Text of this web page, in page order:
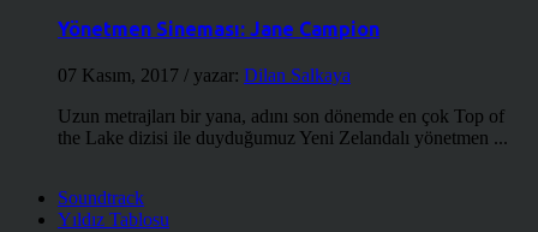
Yönetmen Sineması: Jane Campion
07 Kasım, 2017 / yazar: Dilan Salkaya
Uzun metrajları bir yana, adını son dönemde en çok Top of
the Lake dizisi ile duyduğumuz Yeni Zelandalı yönetmen ...
Soundtrack
Yıldız Tablosu